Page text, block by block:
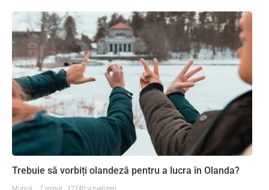
Trebuie să vorbiți olandeză pentru a lucra în Olanda?
Muncă 7 minut 12740 vizualizari